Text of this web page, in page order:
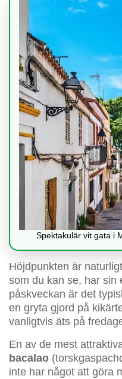
Spektakulär vit gata i
Höjdpunkten är
som du kan se, har sin
påskveckan är det
en gryta gjord på
vanligtvis äts på
En av de mest
bacalao
inte har något att göra